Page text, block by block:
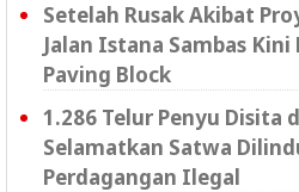
Setelah Rusak Akibat
Jalan Istana Sambas
Paving Block
1.286 Telur Penyu Disita
Selamatkan Satwa
Perdagangan Ilegal